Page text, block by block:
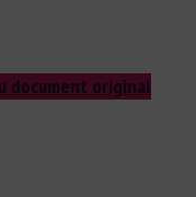
document original